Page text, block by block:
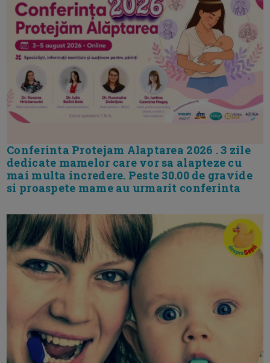
Conferinta Protejam Alaptarea 2026 . 3 zile
dedicate mamelor care vor sa alapteze cu
mai multa incredere. Peste 30.00 de gravide
si proaspete mame au urmarit conferinta